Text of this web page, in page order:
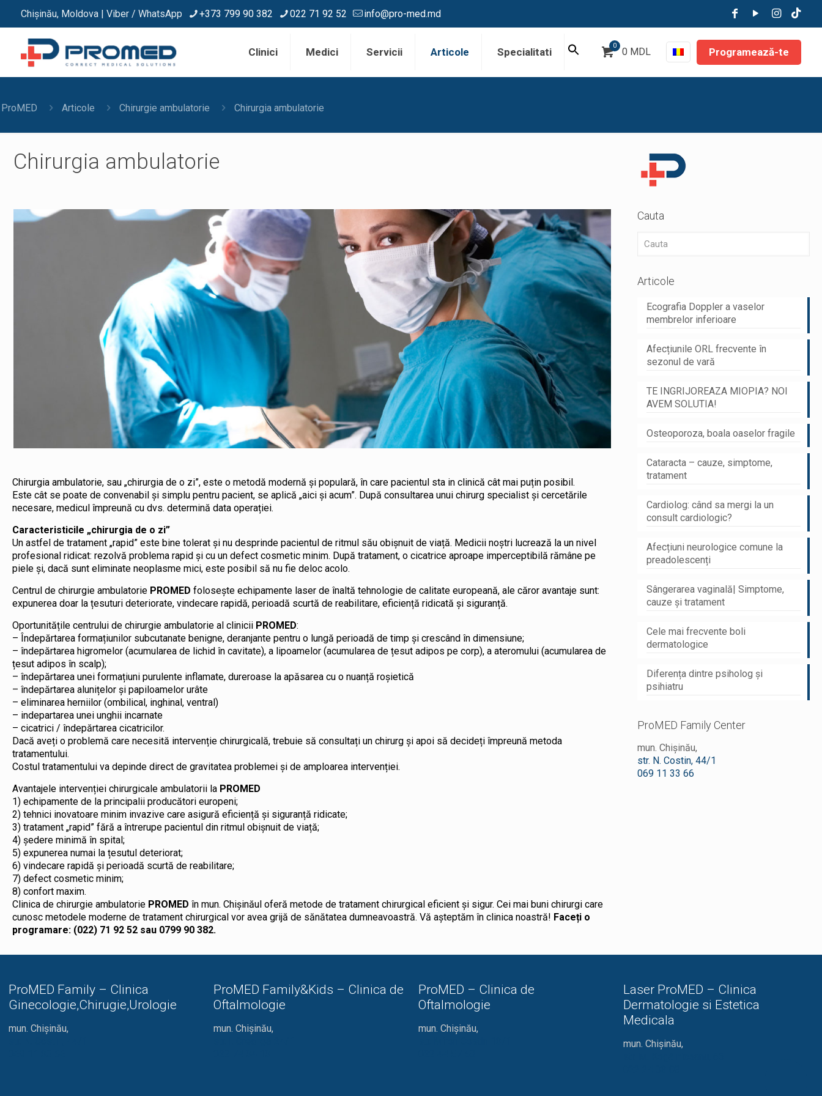
Chișinău, Moldova | Viber / WhatsApp +373 799 90 382 022 71 92 52 info@pro-med.md
Clinici Medici Servicii Articole Specialitati
0
0 MDL Programează-te
ProMED Articole Chirurgie ambulatorie Chirurgia ambulatorie
Chirurgia ambulatorie
Chirurgia ambulatorie, sau „chirurgia de o zi”, este o metodă modernă și populară, în care pacientul sta in clinică cât mai puțin posibil.
Este cât se poate de convenabil și simplu pentru pacient, se aplică „aici și acum”. După consultarea unui chirurg specialist și cercetările
necesare, medicul împreună cu dvs. determină data operației.
Caracteristicile „chirurgia de o zi”
Un astfel de tratament „rapid” este bine tolerat și nu desprinde pacientul de ritmul său obișnuit de viață. Medicii noștri lucrează la un nivel
profesional ridicat: rezolvă problema rapid și cu un defect cosmetic minim. După tratament, o cicatrice aproape imperceptibilă rămâne pe
piele și, dacă sunt eliminate neoplasme mici, este posibil să nu fie deloc acolo.
Centrul de chirurgie ambulatorie PROMED folosește echipamente laser de înaltă tehnologie de calitate europeană, ale căror avantaje sunt: ​​
expunerea doar la țesuturi deteriorate, vindecare rapidă, perioadă scurtă de reabilitare, eficiență ridicată și siguranță.
Oportunitățile centrului de chirurgie ambulatorie al clinicii PROMED:
– Îndepărtarea formațiunilor subcutanate benigne, deranjante pentru o lungă perioadă de timp și crescând în dimensiune;
– îndepărtarea higromelor (acumularea de lichid în cavitate), a lipoamelor (acumularea de țesut adipos pe corp), a ateromului (acumularea de
țesut adipos în scalp);
– îndepărtarea unei formațiuni purulente inflamate, dureroase la apăsarea cu o nuanță roșietică
– îndepărtarea alunițelor și papiloamelor urâte
– eliminarea herniilor (ombilical, inghinal, ventral)
– indepartarea unei unghii incarnate
– cicatrici / îndepărtarea cicatricilor.
Dacă aveți o problemă care necesită intervenție chirurgicală, trebuie să consultați un chirurg și apoi să decideți împreună metoda
tratamentului.
Costul tratamentului va depinde direct de gravitatea problemei și de amploarea intervenției.
Avantajele intervenției chirurgicale ambulatorii la PROMED
1) echipamente de la principalii producători europeni;
2) tehnici inovatoare minim invazive care asigură eficiență și siguranță ridicate;
3) tratament „rapid” fără a întrerupe pacientul din ritmul obișnuit de viață;
4) ședere minimă în spital;
5) expunerea numai la țesutul deteriorat;
6) vindecare rapidă și perioadă scurtă de reabilitare;
7) defect cosmetic minim;
8) confort maxim.
Clinica de chirurgie ambulatorie PROMED în mun. Chișinăul oferă metode de tratament chirurgical eficient și sigur. Cei mai buni chirurgi care
cunosc metodele moderne de tratament chirurgical vor avea grijă de sănătatea dumneavoastră. Vă așteptăm în clinica noastră! Faceți o
programare: (022) 71 92 52 sau 0799 90 382.
Cauta
Articole
Ecografia Doppler a vaselor
membrelor inferioare
Afecțiunile ORL frecvente în
sezonul de vară
TE INGRIJOREAZA MIOPIA? NOI
AVEM SOLUTIA!
Osteoporoza, boala oaselor fragile
Cataracta – cauze, simptome,
tratament
Cardiolog: când sa mergi la un
consult cardiologic?
Afecțiuni neurologice comune la
preadolescenți
Sângerarea vaginală| Simptome,
cauze și tratament
Cele mai frecvente boli
dermatologice
Diferența dintre psiholog și
psihiatru
ProMED Family Center
mun. Chișinău,
str. N. Costin, 44/1
069 11 33 66
ProMED Family – Clinica
Ginecologie,Chirugie,Urologie
mun. Chișinău,
ProMED Family&Kids – Clinica de
Oftalmologie
mun. Chișinău,
ProMED – Clinica de
Oftalmologie
mun. Chișinău,
Laser ProMED – Clinica
Dermatologie si Estetica
Medicala
mun. Chișinău,